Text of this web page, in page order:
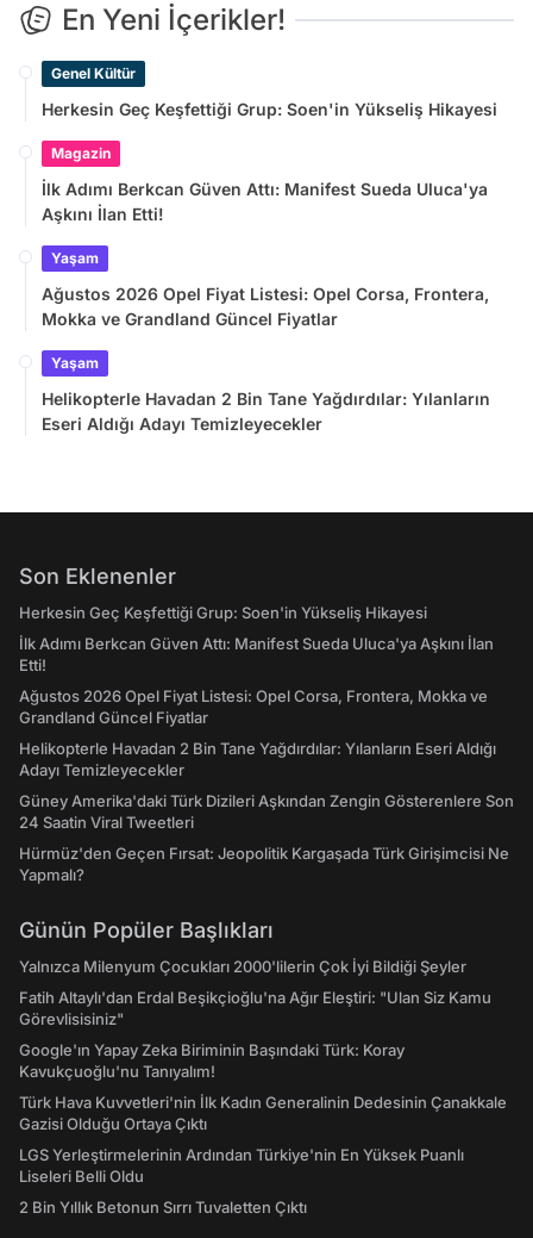
En Yeni İçerikler!
Genel Kültür
Herkesin Geç Keşfettiği Grup: Soen'in Yükseliş Hikayesi
Magazin
İlk Adımı Berkcan Güven Attı: Manifest Sueda Uluca'ya
Aşkını İlan Etti!
Yaşam
Ağustos 2026 Opel Fiyat Listesi: Opel Corsa, Frontera,
Mokka ve Grandland Güncel Fiyatlar
Yaşam
Helikopterle Havadan 2 Bin Tane Yağdırdılar: Yılanların
Eseri Aldığı Adayı Temizleyecekler
Son Eklenenler
Herkesin Geç Keşfettiği Grup: Soen'in Yükseliş Hikayesi
İlk Adımı Berkcan Güven Attı: Manifest Sueda Uluca'ya Aşkını İlan
Etti!
Ağustos 2026 Opel Fiyat Listesi: Opel Corsa, Frontera, Mokka ve
Grandland Güncel Fiyatlar
Helikopterle Havadan 2 Bin Tane Yağdırdılar: Yılanların Eseri Aldığı
Adayı Temizleyecekler
Güney Amerika'daki Türk Dizileri Aşkından Zengin Gösterenlere Son
24 Saatin Viral Tweetleri
Hürmüz'den Geçen Fırsat: Jeopolitik Kargaşada Türk Girişimcisi Ne
Yapmalı?
Günün Popüler Başlıkları
Yalnızca Milenyum Çocukları 2000'lilerin Çok İyi Bildiği Şeyler
Fatih Altaylı'dan Erdal Beşikçioğlu'na Ağır Eleştiri: "Ulan Siz Kamu
Görevlisisiniz"
Google'ın Yapay Zeka Biriminin Başındaki Türk: Koray
Kavukçuoğlu'nu Tanıyalım!
Türk Hava Kuvvetleri'nin İlk Kadın Generalinin Dedesinin Çanakkale
Gazisi Olduğu Ortaya Çıktı
LGS Yerleştirmelerinin Ardından Türkiye'nin En Yüksek Puanlı
Liseleri Belli Oldu
2 Bin Yıllık Betonun Sırrı Tuvaletten Çıktı